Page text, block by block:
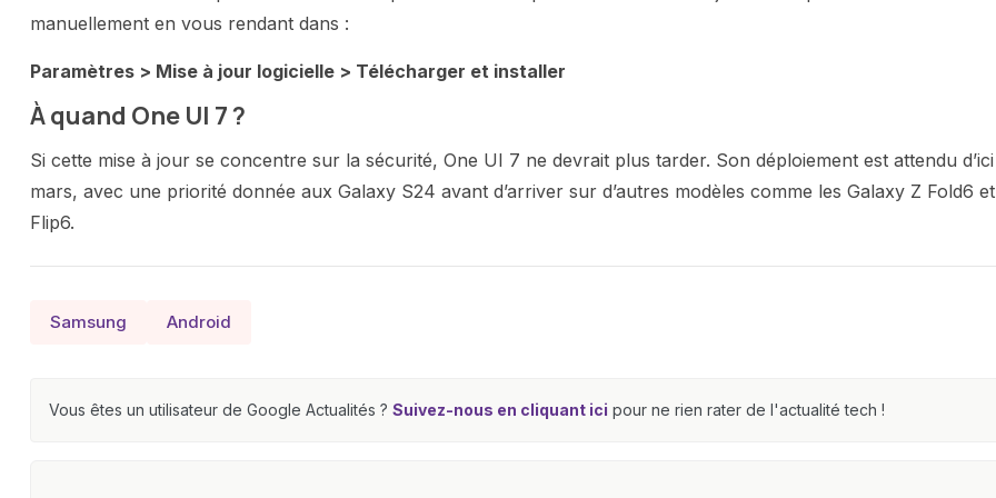
manuellement en vous rendant dans :
Paramètres > Mise à jour logicielle > Télécharger et installer
À quand One UI 7 ?
Si cette mise à jour se concentre sur la sécurité, One UI 7 ne devrait plus tarder. Son déploiement est attendu d’ici
mars, avec une priorité donnée aux Galaxy S24 avant d’arriver sur d’autres modèles comme les Galaxy Z Fold6 et
Flip6.
Samsung Android
Vous êtes un utilisateur de Google Actualités ? Suivez-nous en cliquant ici pour ne rien rater de l'actualité tech !